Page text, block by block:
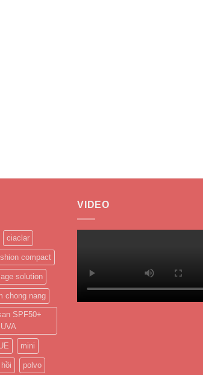
ciaclar
compact
solution
chong nang
SPF50+
mini
polvo
VIDEO